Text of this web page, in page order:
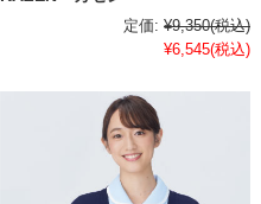
定価: ¥9,350(税込)
¥6,545(税込)